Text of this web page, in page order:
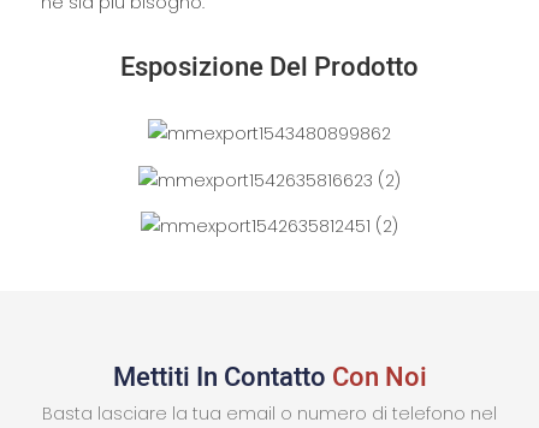
Esposizione Del Prodotto
Mettiti In Contatto Con Noi
Basta lasciare la tua email o numero di telefono nel